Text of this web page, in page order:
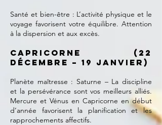
Santé et bien-être : L’activité physique et le
voyage favorisent votre équilibre. Attention
à la dispersion et aux excès.
Capricorne (22
décembre – 19 janvier)
Planète maîtresse : Saturne – La discipline
et la persévérance sont vos meilleurs alliés.
Mercure et Vénus en Capricorne en début
d’année favorisent la planification et les
rapprochements affectifs.